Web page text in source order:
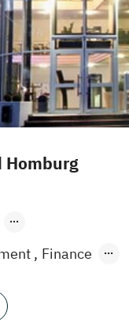
Homburg
Finance